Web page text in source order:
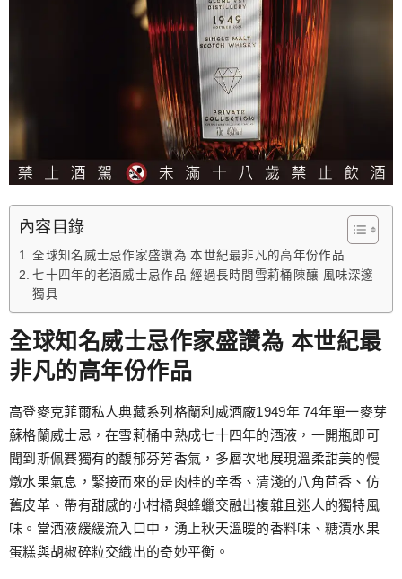
內容目錄
全球知名威士忌作家盛讚為 本世紀最非凡的高年份作品
七十四年的老酒威士忌作品 經過長時間雪莉桶陳釀 風味深邃
獨具
全球知名威士忌作家盛讚為 本世紀最
非凡的高年份作品
高登麥克菲爾私人典藏系列格蘭利威酒廠1949年 74年單一麥芽
蘇格蘭威士忌，在雪莉桶中熟成七十四年的酒液，一開瓶即可
聞到斯佩賽獨有的馥郁芬芳香氣，多層次地展現溫柔甜美的慢
燉水果氣息，緊接而來的是肉桂的辛香、清淺的八角茴香、仿
舊皮革、帶有甜感的小柑橘與蜂蠟交融出複雜且迷人的獨特風
味。當酒液緩緩流入口中，湧上秋天溫暖的香料味、糖漬水果
蛋糕與胡椒碎粒交織出的奇妙平衡。